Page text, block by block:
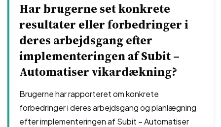
Har brugerne set konkrete
resultater eller forbedringer i
deres arbejdsgang efter
implementeringen af Subit –
Automatiser vikardækning?
Brugerne har rapporteret om konkrete
forbedringer i deres arbejdsgang og planlægning
efter implementeringen af Subit – Automatiser